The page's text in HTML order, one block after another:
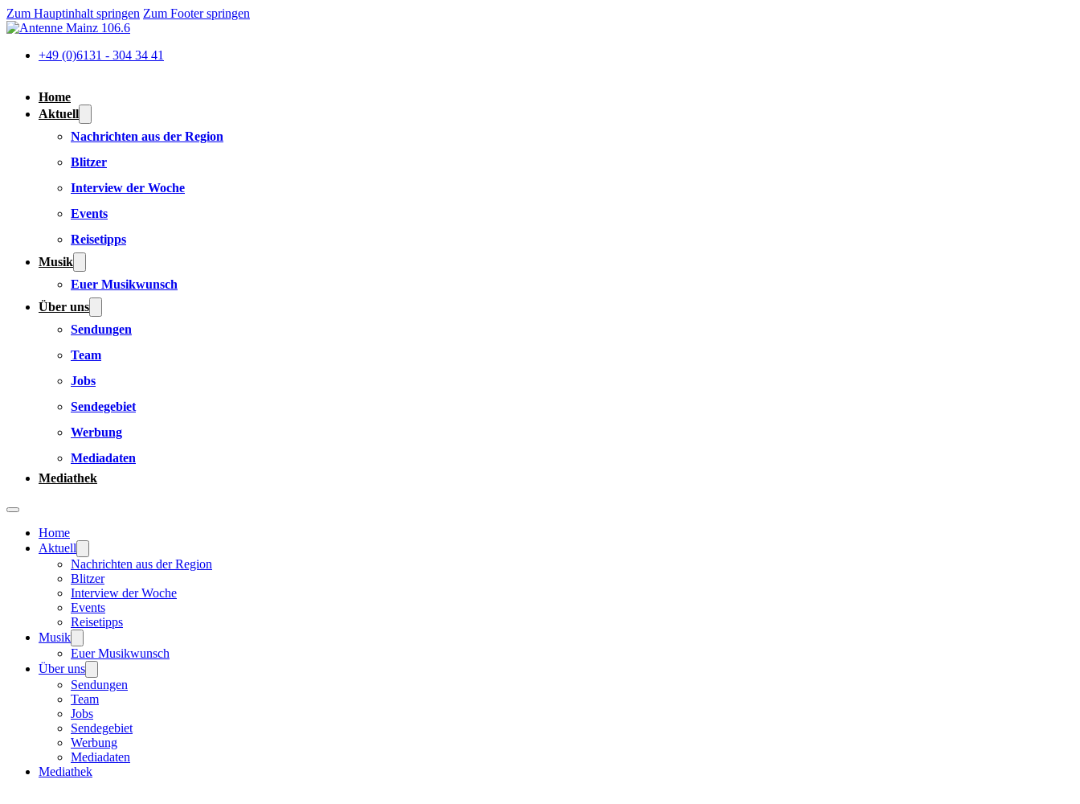
Zum Hauptinhalt springen Zum Footer springen
+49 (0)6131 - 304 34 41
Home
Aktuell
Nachrichten aus der Region
Blitzer
Interview der Woche
Events
Reisetipps
Musik
Euer Musikwunsch
Über uns
Sendungen
Team
Jobs
Sendegebiet
Werbung
Mediadaten
Mediathek
Home
Aktuell
Nachrichten aus der Region
Blitzer
Interview der Woche
Events
Reisetipps
Musik
Euer Musikwunsch
Über uns
Sendungen
Team
Jobs
Sendegebiet
Werbung
Mediadaten
Mediathek